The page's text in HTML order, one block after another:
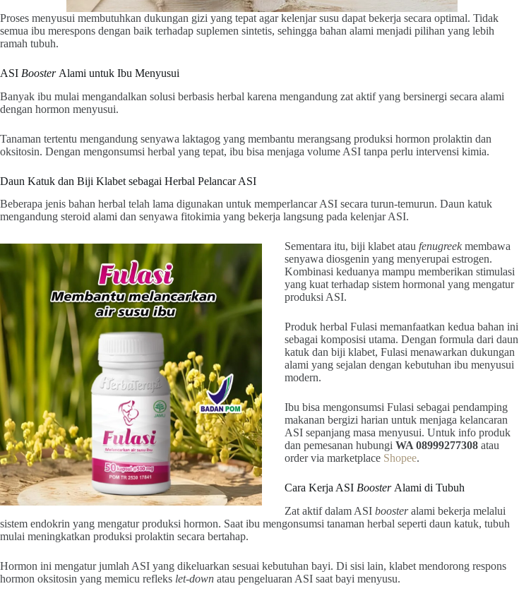
Proses menyusui membutuhkan dukungan gizi yang tepat agar kelenjar susu dapat bekerja secara optimal. Tidak
semua ibu merespons dengan baik terhadap suplemen sintetis, sehingga bahan alami menjadi pilihan yang lebih
ramah tubuh.
ASI Booster Alami untuk Ibu Menyusui
Banyak ibu mulai mengandalkan solusi berbasis herbal karena mengandung zat aktif yang bersinergi secara alami
dengan hormon menyusui.
Tanaman tertentu mengandung senyawa laktagog yang membantu merangsang produksi hormon prolaktin dan
oksitosin. Dengan mengonsumsi herbal yang tepat, ibu bisa menjaga volume ASI tanpa perlu intervensi kimia.
Daun Katuk dan Biji Klabet sebagai Herbal Pelancar ASI
Beberapa jenis bahan herbal telah lama digunakan untuk memperlancar ASI secara turun-temurun. Daun katuk
mengandung steroid alami dan senyawa fitokimia yang bekerja langsung pada kelenjar ASI.
Sementara itu, biji klabet atau fenugreek membawa
senyawa diosgenin yang menyerupai estrogen.
Kombinasi keduanya mampu memberikan stimulasi
yang kuat terhadap sistem hormonal yang mengatur
produksi ASI.
Produk herbal Fulasi memanfaatkan kedua bahan ini
sebagai komposisi utama. Dengan formula dari daun
katuk dan biji klabet, Fulasi menawarkan dukungan
alami yang sejalan dengan kebutuhan ibu menyusui
modern.
Ibu bisa mengonsumsi Fulasi sebagai pendamping
makanan bergizi harian untuk menjaga kelancaran
ASI sepanjang masa menyusui. Untuk info produk
dan pemesanan hubungi WA 08999277308 atau
order via marketplace Shopee.
Cara Kerja ASI BoosterAlami di Tubuh
Zat aktif dalam ASI boosteralami bekerja melalui
sistem endokrin yang mengatur produksi hormon. Saat ibu mengonsumsi tanaman herbal seperti daun katuk, tubuh
mulai meningkatkan produksi prolaktin secara bertahap.
Hormon ini mengatur jumlah ASI yang dikeluarkan sesuai kebutuhan bayi. Di sisi lain, klabet mendorong respons
hormon oksitosin yang memicu refleks let-down atau pengeluaran ASI saat bayi menyusu.